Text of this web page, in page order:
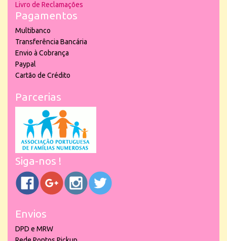
Livro de Reclamações
Pagamentos
Multibanco
Transferência Bancária
Envio à Cobrança
Paypal
Cartão de Crédito
Parcerias
Siga-nos !
Envios
DPD e MRW